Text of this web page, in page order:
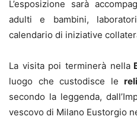
L’esposizione sarà
adulti e bambini,
calendario di iniziative
La visita poi terminerà nella
luogo che custodisce le
secondo la leggenda,
vescovo di Milano Eustorgio